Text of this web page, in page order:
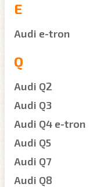
E
Audi e-tron
Q
Audi Q2
Audi Q3
Audi Q4 e-tron
Audi Q5
Audi Q7
Audi Q8